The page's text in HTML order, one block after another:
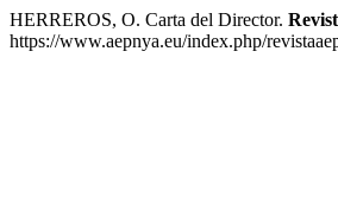
HERREROS, O. Carta del Director.
https://www.aepnya.eu/index.php/